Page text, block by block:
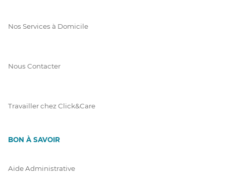
Nos Services à Domicile
Nous Contacter
Travailler chez Click&Care
BON À SAVOIR
Aide Administrative